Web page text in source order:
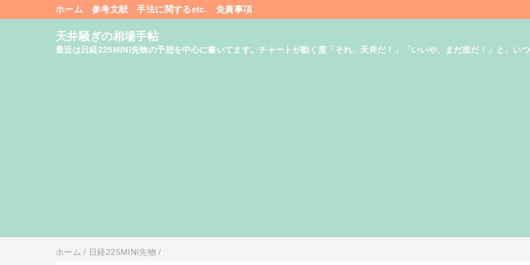
ホーム 参考文献 手法に関するetc. 免責事項
天井騒ぎの相場手帖
最近は日経225MINI先物の予想を中心に書いてます。チャートが動く度「それ、天井だ！」「いいや、まだ底だ！」と、い
ホーム / 日経225MINI先物 /